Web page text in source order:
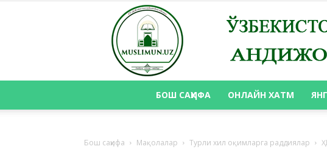
БОШ САҲИФА ОНЛАЙН ХАТМ
Бош саҳифа Мақолалар Турли хил оқимларга раддиялар